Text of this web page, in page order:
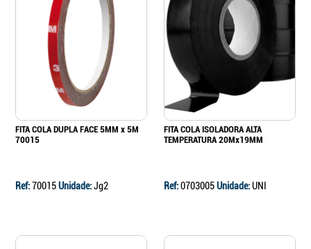
FITA COLA DUPLA FACE 5MM x 5M
70015
Ref:70015Unidade:Jg2
FITA COLA ISOLADORA ALTA
TEMPERATURA 20Mx19MM
Ref:0703005Unidade:UNI